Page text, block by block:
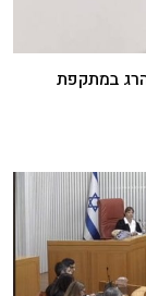
במתקפת